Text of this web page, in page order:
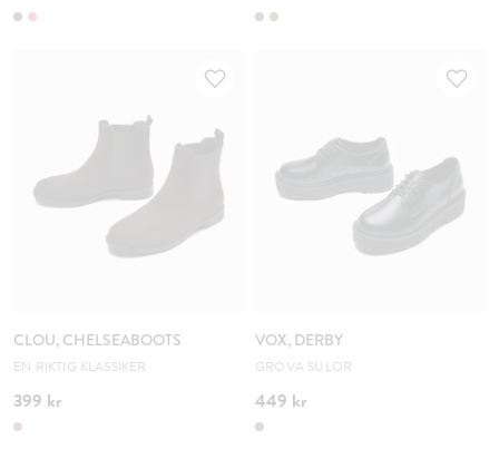
CLOU, CHELSEABOOTS
EN RIKTIG KLASSIKER
399 kr
VOX, DERBY
GROVA SULOR
449 kr